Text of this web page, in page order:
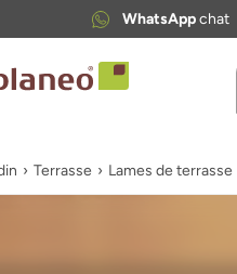
WhatsAppchat
Terrasse Lames de terrasse